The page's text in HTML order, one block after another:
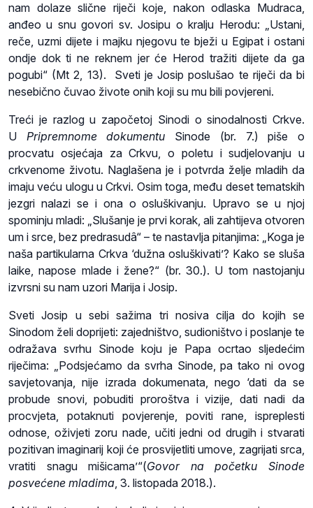
nam dolaze slične riječi koje, nakon odlaska Mudraca,
anđeo u snu govori sv. Josipu o kralju Herodu: „Ustani,
reče, uzmi dijete i majku njegovu te bježi u Egipat i ostani
ondje dok ti ne reknem jer će Herod tražiti dijete da ga
pogubi“ (Mt 2, 13). Sveti je Josip poslušao te riječi da bi
nesebično čuvao živote onih koji su mu bili povjereni.
Treći je razlog u započetoj Sinodi o sinodalnosti Crkve.
U Pripremnome dokumentu Sinode (br. 7.) piše o
procvatu osjećaja za Crkvu, o poletu i sudjelovanju u
crkvenome životu. Naglašena je i potvrda želje mladih da
imaju veću ulogu u Crkvi. Osim toga, među deset tematskih
jezgri nalazi se i ona o osluškivanju. Upravo se u njoj
spominju mladi: „Slušanje je prvi korak, ali zahtijeva otvoren
um i srce, bez predrasudâ“ – te nastavlja pitanjima: „Koga je
naša partikularna Crkva ‘dužna osluškivati’? Kako se sluša
laike, napose mlade i žene?“ (br. 30.). U tom nastojanju
izvrsni su nam uzori Marija i Josip.
Sveti Josip u sebi sažima tri nosiva cilja do kojih se
Sinodom želi doprijeti: zajedništvo, sudioništvo i poslanje te
odražava svrhu Sinode koju je Papa ocrtao sljedećim
riječima: „Podsjećamo da svrha Sinode, pa tako ni ovog
savjetovanja, nije izrada dokumenata, nego ‘dati da se
probude snovi, pobuditi proroštva i vizije, dati nadi da
procvjeta, potaknuti povjerenje, poviti rane, ispreplesti
odnose, oživjeti zoru nade, učiti jedni od drugih i stvarati
pozitivan imaginarij koji će prosvijetliti umove, zagrijati srca,
vratiti snagu mišicama’“(Govor na početku Sinode
posvećene mladima, 3. listopada 2018.).